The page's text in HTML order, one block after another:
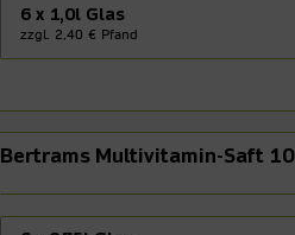
6 x 1,0l Glas
zzgl. 2,40 € Pfand
Bertrams Multivitamin-Saft